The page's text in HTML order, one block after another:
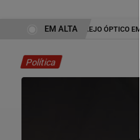
É A VIRADA DO VAREJO ÓPTICO EM 2026
EM ALTA
Política